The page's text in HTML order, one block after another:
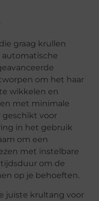
graag krullen
automatische
om het haar
wikkelen en
met minimale
geschikt voor
in het gebruik
om een
met instelbare
om de
op je behoeften.
juiste krultang voor